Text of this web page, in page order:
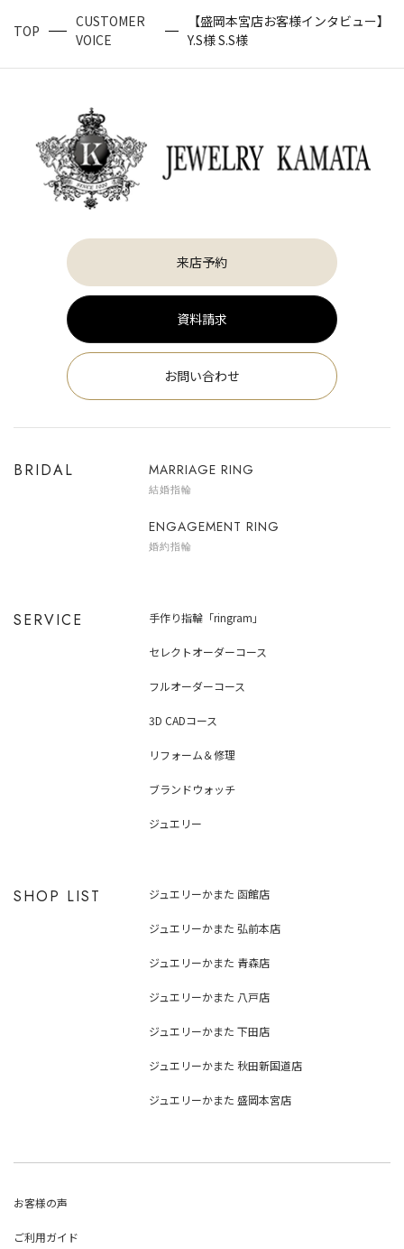
TOP
CUSTOMER
VOICE
【盛岡本宮店お客様インタビュー】
Y.S様 S.S様
来店予約
資料請求
お問い合わせ
BRIDAL MARRIAGE RING
結婚指輪
ENGAGEMENT RING
婚約指輪
SERVICE 手作り指輪「ringram」
セレクトオーダーコース
フルオーダーコース
3D CADコース
リフォーム＆修理
ブランドウォッチ
ジュエリー
SHOP LIST ジュエリーかまた 函館店
ジュエリーかまた 弘前本店
ジュエリーかまた 青森店
ジュエリーかまた 八戸店
ジュエリーかまた 下田店
ジュエリーかまた 秋田新国道店
ジュエリーかまた 盛岡本宮店
お客様の声
ご利用ガイド